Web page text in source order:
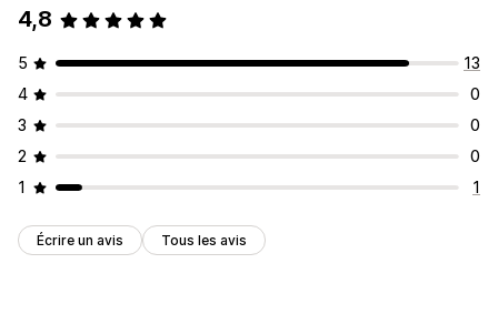
4,8
5
13
4
0
3
0
2
0
1
1
Écrire un avis Tous les avis